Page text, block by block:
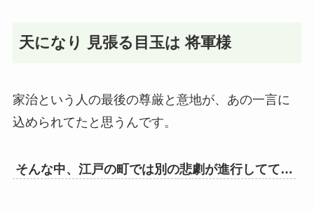
天になり 見張る目玉は 将軍様
家治という人の最後の尊厳と意地が、あの一言に
込められてたと思うんです。
そんな中、江戸の町では別の悲劇が進行してて…